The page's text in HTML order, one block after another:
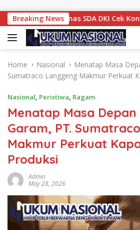
Breaking News
Dinas SDA DKI Cek Kondisi
Home Nasional
Menatap Masa
Sumatraco Langgeng Makmur Perkuat
Nasional, Peristiwa, Ragam
Menatap Masa
Garam, PT.
Makmur Perkuat
Produksi
Admin
May 28, 2026